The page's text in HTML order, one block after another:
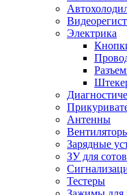
Электрика
Антенны
Зарядные
ЗУ для
Тестеры